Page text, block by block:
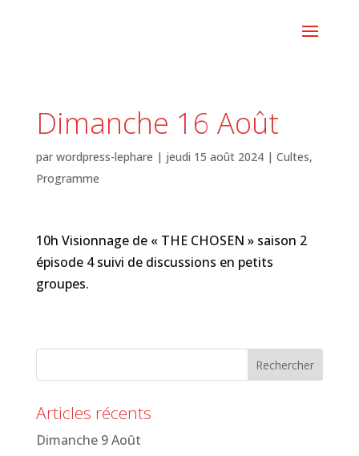
Dimanche 16 Août
par wordpress-lephare | jeudi 15 août 2024| Cultes,
Programme
10h Visionnage de « THE CHOSEN » saison 2
épisode 4 suivi de discussions en petits
groupes.
Articles récents
Dimanche 9 Août